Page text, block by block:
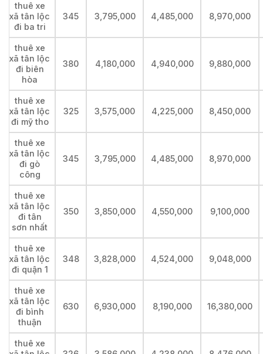
thuê xe
xã tân lộc
đi ba tri
345 3,795,000 4,485,000 8,970,000
thuê xe
xã tân lộc
đi biên
hòa
380 4,180,000 4,940,000 9,880,000
thuê xe
xã tân lộc
đi mỹ tho
325 3,575,000 4,225,000 8,450,000
thuê xe
xã tân lộc
đi gò
công
345 3,795,000 4,485,000 8,970,000
thuê xe
xã tân lộc
đi tân
sơn nhất
350 3,850,000 4,550,000 9,100,000
thuê xe
xã tân lộc
đi quận 1
348 3,828,000 4,524,000 9,048,000
thuê xe
xã tân lộc
đi bình
thuận
630 6,930,000 8,190,000 16,380,000
thuê xe